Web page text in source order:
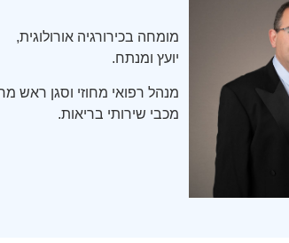
מומחה בכירורגיה אורולוגית,
יועץ ומנתח.
מנהל רפואי מחוזי וסגן ראש
מכבי שירותי בריאות.